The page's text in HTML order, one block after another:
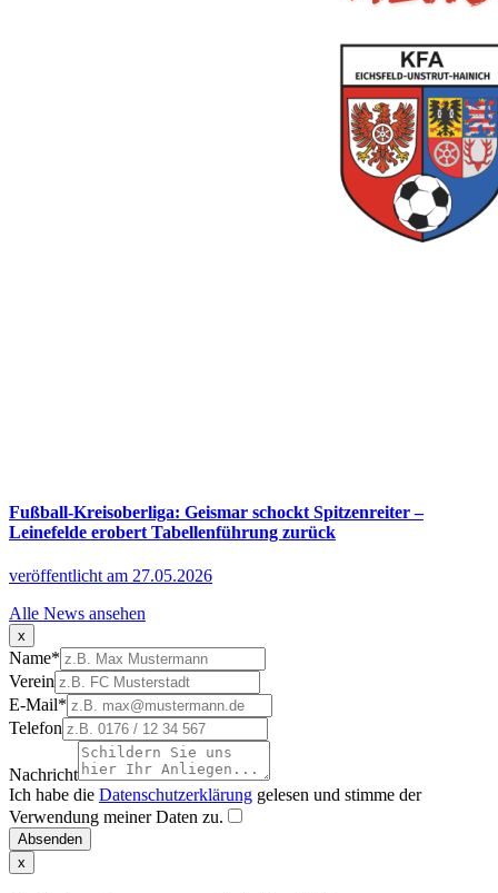
Fußball-Kreisoberliga: Geismar schockt Spitzenreiter –
Leinefelde erobert Tabellenführung zurück
veröffentlicht am 27.05.2026
Alle News ansehen
x
Name*
Verein
E-Mail*
Telefon
Nachricht
Ich habe die Datenschutzerklärung gelesen und stimme der
Verwendung meiner Daten zu.
Absenden
x